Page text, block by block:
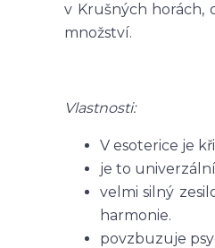
v Krušných horách,
množství.
Vlastnosti:
V esoterice je
je to
velmi silný
harmonie.
povzbuzuje